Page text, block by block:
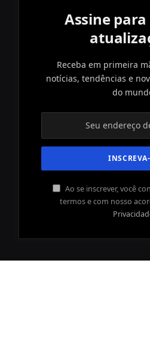
Assine
Receba em primeira
notícias, tendências e
do
Ao se inscrever, você
termos e com nosso